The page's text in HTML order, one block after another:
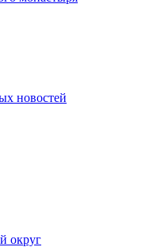
новостей
округ